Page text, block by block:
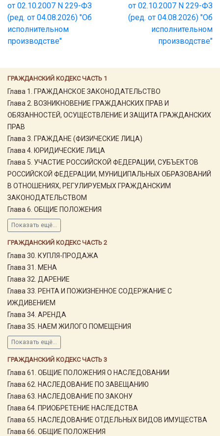
ГРАЖДАНСКИЙ КОДЕКС ЧАСТЬ 1
Глава 1. ГРАЖДАНСКОЕ ЗАКОНОДАТЕЛЬСТВО
Глава 2. ВОЗНИКНОВЕНИЕ ГРАЖДАНСКИХ ПРАВ И
ОБЯЗАННОСТЕЙ, ОСУЩЕСТВЛЕНИЕ И ЗАЩИТА ГРАЖДАНСКИХ
ПРАВ
Глава 3. ГРАЖДАНЕ (ФИЗИЧЕСКИЕ ЛИЦА)
Глава 4. ЮРИДИЧЕСКИЕ ЛИЦА
Глава 5. УЧАСТИЕ РОССИЙСКОЙ ФЕДЕРАЦИИ, СУБЪЕКТОВ
РОССИЙСКОЙ ФЕДЕРАЦИИ, МУНИЦИПАЛЬНЫХ ОБРАЗОВАНИЙ
В ОТНОШЕНИЯХ, РЕГУЛИРУЕМЫХ ГРАЖДАНСКИМ
ЗАКОНОДАТЕЛЬСТВОМ
Глава 6. ОБЩИЕ ПОЛОЖЕНИЯ
Показать ещё...
ГРАЖДАНСКИЙ КОДЕКС ЧАСТЬ 2
Глава 30. КУПЛЯ-ПРОДАЖА
Глава 31. МЕНА
Глава 32. ДАРЕНИЕ
Глава 33. РЕНТА И ПОЖИЗНЕННОЕ СОДЕРЖАНИЕ С
ИЖДИВЕНИЕМ
Глава 34. АРЕНДА
Глава 35. НАЕМ ЖИЛОГО ПОМЕЩЕНИЯ
Показать ещё...
ГРАЖДАНСКИЙ КОДЕКС ЧАСТЬ 3
Глава 61. ОБЩИЕ ПОЛОЖЕНИЯ О НАСЛЕДОВАНИИ
Глава 62. НАСЛЕДОВАНИЕ ПО ЗАВЕЩАНИЮ
Глава 63. НАСЛЕДОВАНИЕ ПО ЗАКОНУ
Глава 64. ПРИОБРЕТЕНИЕ НАСЛЕДСТВА
Глава 65. НАСЛЕДОВАНИЕ ОТДЕЛЬНЫХ ВИДОВ ИМУЩЕСТВА
Глава 66. ОБЩИЕ ПОЛОЖЕНИЯ
от 02.10.2007 N 229-ФЗ
(ред. от 04.08.2026) "Об
исполнительном
производстве"
от 02.10.2007 N 229-ФЗ
(ред. от 04.08.2026) "Об
исполнительном
производстве"